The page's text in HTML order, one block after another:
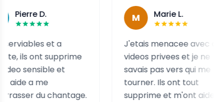
D.
et a
supprime
et
me
du chantage.
Marie L.
J'etais menacee avec des
videos privees et je ne
savais pas vers qui me
tourner. Ils ont tout
supprime et m'ont aidee